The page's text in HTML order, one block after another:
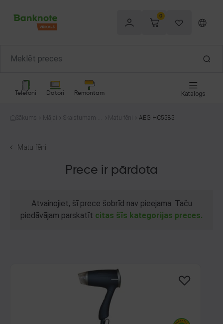
0
Telefoni Datori Remontam Katalogs
Sākums Mājai
Skaistumam u
Matu fēni AEG HC5585
Matu fēni
Prece ir pārdota
Atvainojiet, šī prece šobrīd nav pieejama. Taču
piedāvājam parskatīt citas šīs kategorijas preces.